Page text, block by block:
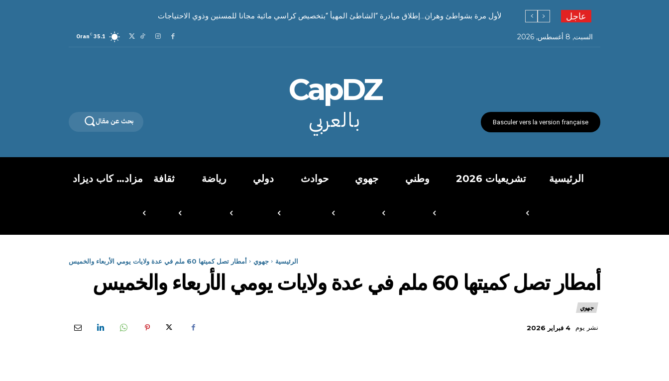
عاجل لأول مرة بشواطئ وهران…إطلاق مبادرة “الشاطئ المهيأ “بتخصيص كراسي مائية مجانا للمسنين وذوي الاحتياجات
السبت, 8 أغسطس, 2026 35.1
C
Oran
Basculer vers la version française
CapDZ
بالعربي بحث عن مقال
الرئيسية تشريعيات 2026 وطني جهوي حوادث دولي رياضة ثقافة مزاد… كاب ديزاد
الرئيسية جهوي أمطار تصل كميتها 60 ملم في عدة ولايات يومي الأربعاء والخميس
أمطار تصل كميتها 60 ملم في عدة ولايات يومي الأربعاء والخميس
جهوي
نشر يوم 4 فبراير 2026